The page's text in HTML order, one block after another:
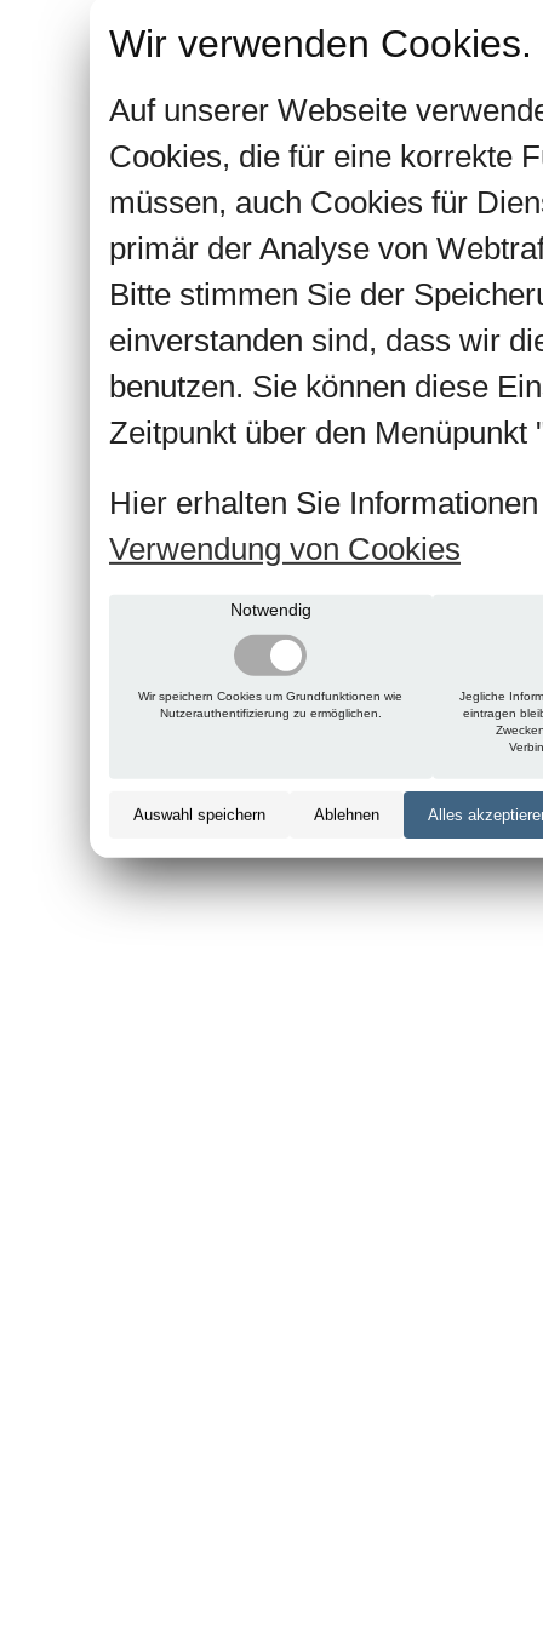
Wir verwenden Cookies.
Auf unserer Webseite
Cookies, die für eine korrekte
müssen, auch Cookies für
primär der Analyse von
Bitte stimmen Sie der
einverstanden sind, dass wir
benutzen. Sie können diese
Zeitpunkt über den Menüpunkt
Hier erhalten Sie
Verwendung von Cookies
Notwendig
Wir speichern Cookies um Grundfunktionen wie
Nutzerauthentifizierung zu ermöglichen.
Jegliche
eintragen
Auswahl speichern Ablehnen Alles